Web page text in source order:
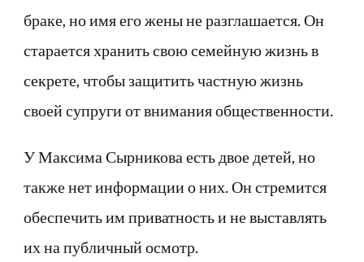
браке, но имя его жены не разглашается. Он
старается хранить свою семейную жизнь в
секрете, чтобы защитить частную жизнь
своей супруги от внимания общественности.
У Максима Сырникова есть двое детей, но
также нет информации о них. Он стремится
обеспечить им приватность и не выставлять
их на публичный осмотр.